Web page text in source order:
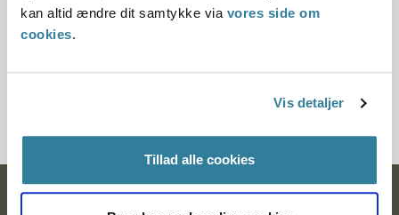
kan altid ændre dit samtykke via vores side om
cookies.
Vis detaljer
Tillad alle cookies
§ 24 § 5 § 11 § 12 § 6